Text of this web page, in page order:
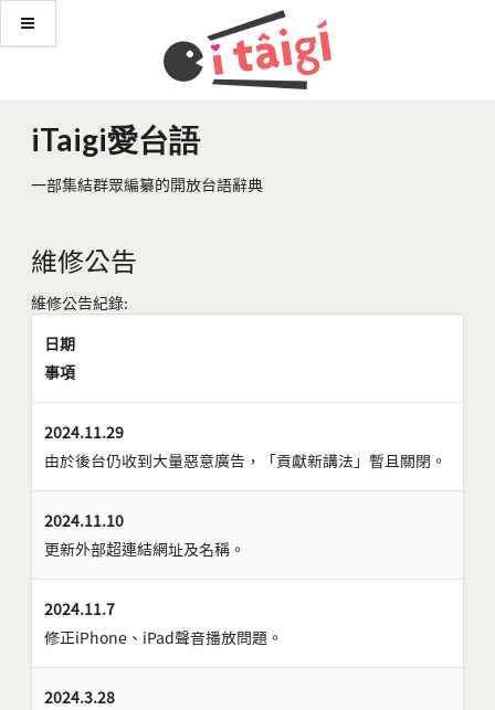
iTaigi愛台語
一部集結群眾編纂的開放台語辭典
維修公告
維修公告紀錄:
日期
事項
2024.11.29
由於後台仍收到大量惡意廣告，「貢獻新講法」暫且關閉。
2024.11.10
更新外部超連結網址及名稱。
2024.11.7
修正iPhone、iPad聲音播放問題。
2024.3.28